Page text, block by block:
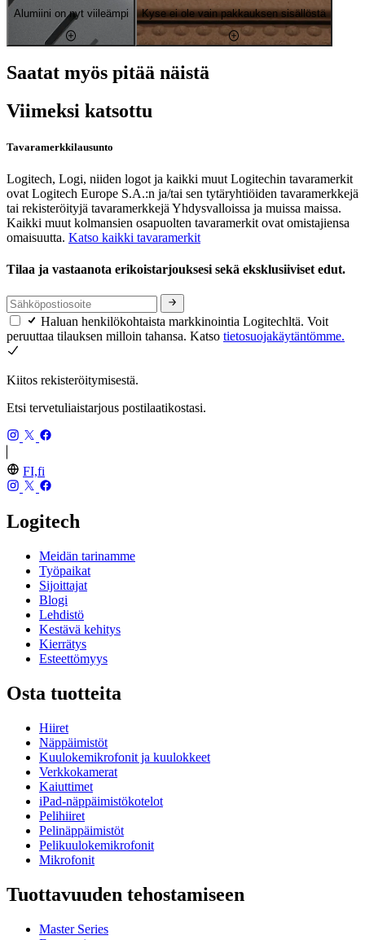
Alumiini on nyt viileämpi Kyse ei ole vain pakkauksen sisällöstä
Saatat myös pitää näistä
Viimeksi katsottu
Tavaramerkkilausunto
Logitech, Logi, niiden logot ja kaikki muut Logitechin tavaramerkit
ovat Logitech Europe S.A.:n ja/tai sen tytäryhtiöiden tavaramerkkejä
tai rekisteröityjä tavaramerkkejä Yhdysvalloissa ja muissa maissa.
Kaikki muut kolmansien osapuolten tavaramerkit ovat omistajiensa
omaisuutta. Katso kaikki tavaramerkit
Tilaa ja vastaanota erikoistarjouksesi sekä eksklusiiviset edut.
Haluan henkilökohtaista markkinointia Logitechltä. Voit
peruuttaa tilauksen milloin tahansa. Katso tietosuojakäytäntömme.
Kiitos rekisteröitymisestä.
Etsi tervetuliaistarjous postilaatikostasi.
FI,fi
Logitech
Meidän tarinamme
Työpaikat
Sijoittajat
Blogi
Lehdistö
Kestävä kehitys
Kierrätys
Esteettömyys
Osta tuotteita
Hiiret
Näppäimistöt
Kuulokemikrofonit ja kuulokkeet
Verkkokamerat
Kaiuttimet
iPad-näppäimistökotelot
Pelihiiret
Pelinäppäimistöt
Pelikuulokemikrofonit
Mikrofonit
Tuottavuuden tehostamiseen
Master Series